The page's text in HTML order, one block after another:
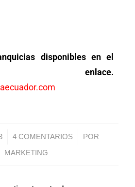
disponibles en el
enlace.
4 COMENTARIOS
/ POR
MARKETING